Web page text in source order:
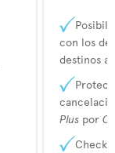
con los de
destinos
Plus por
Check-